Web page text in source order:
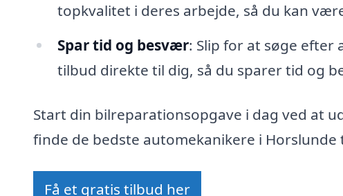
topkvalitet i deres arbejde, så du kan
Spar tid og besvær: Slip for at søge efter
tilbud direkte til dig, så du sparer tid og
Start din bilreparationsopgave i dag ved at
finde de bedste automekanikere i Horslunde
Få et gratis tilbud her